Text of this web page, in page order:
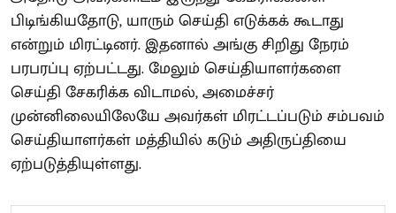
பிடிங்கியதோடு, யாரும் செய்தி எடுக்கக் கூடாது
என்றும் மிரட்டினர். இதனால் அங்கு சிறிது நேரம்
பரபரப்பு ஏற்பட்டது. மேலும் செய்தியாளர்களை
செய்தி சேகரிக்க விடாமல், அமைச்சர்
முன்னிலையிலேயே அவர்கள் மிரட்டப்படும் சம்பவம்
செய்தியாளர்கள் மத்தியில் கடும் அதிருப்தியை
ஏற்படுத்தியுள்ளது.